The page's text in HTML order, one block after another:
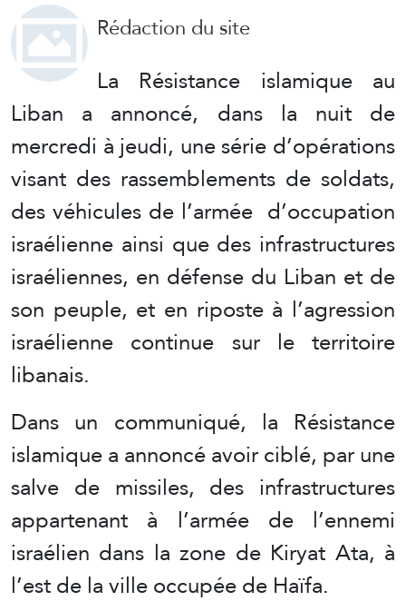
Rédaction du site
La Résistance islamique au
Liban a annoncé, dans la nuit de
mercredi à jeudi, une série d’opérations
visant des rassemblements de soldats,
des véhicules de l’armée d’occupation
israélienne ainsi que des infrastructures
israéliennes, en défense du Liban et de
son peuple, et en riposte à l’agression
israélienne continue sur le territoire
libanais.
Dans un communiqué, la Résistance
islamique a annoncé avoir ciblé, par une
salve de missiles, des infrastructures
appartenant à l’armée de l’ennemi
israélien dans la zone de Kiryat Ata, à
l’est de la ville occupée de Haïfa.